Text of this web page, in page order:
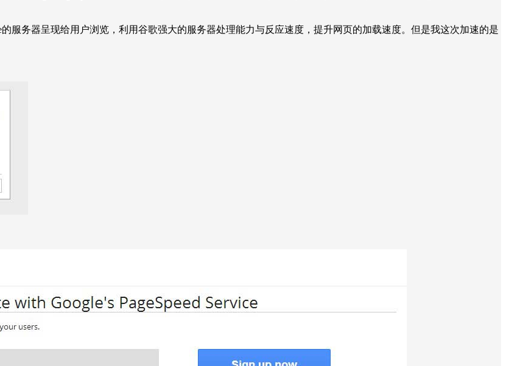
的服务器呈现给用户浏览，利用谷歌强大的服务器处理能力与反应速度，提升网页的加载速度。但是我这次加速的是